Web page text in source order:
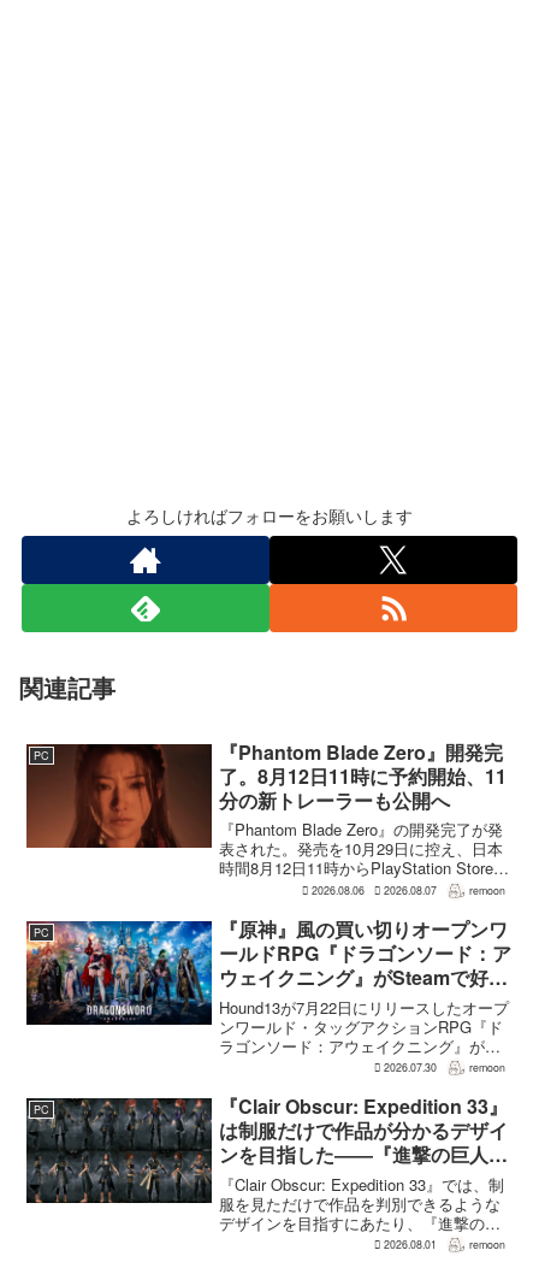
よろしければフォローをお願いします
関連記事
PC
『Phantom Blade Zero』開発完
了。8月12日11時に予約開始、11
分の新トレーラーも公開へ
『Phantom Blade Zero』の開発完了が発
表された。発売を10月29日に控え、日本
時間8月12日11時からPlayStation Store、
Steam、Epic Games Storeで予約受付が
2026.08.06 2026.08.07 remoon
PC
『原神』風の買い切りオープンワ
ールドRPG『ドラゴンソード：ア
ウェイクニング』がSteamで好発
進。価格3,480円、レビュー5,000
件超で約90％好評
Hound13が7月22日にリリースしたオープ
ンワールド・タッグアクションRPG『ド
ラゴンソード：アウェイクニング』が、
Steamで好調なスタートを切った。7月30
ユーザーレビューは5,710件に達し、う...
2026.07.30 remoon
PC
『Clair Obscur: Expedition 33』
は制服だけで作品が分かるデザイ
ンを目指した――『進撃の巨人』
の制服と『BLEACH』のキャラ
造形が影響
『Clair Obscur: Expedition 33』では、制
服を見ただけで作品を判別できるような
デザインを目指すにあたり、『進撃の巨
人』を参考にしたという。あわせて、キ
2026.08.01 remoon